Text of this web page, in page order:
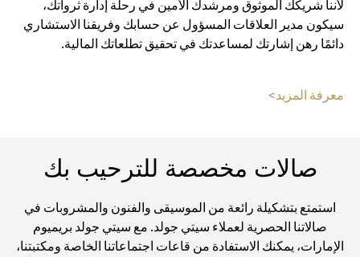
لأننا شريكك الموثوق ومرشدك الأمين في رحلة إدارة ثرواتك،
سيكون مدير العلاقات المسؤول عن حسابك وفريقنا الاستشاري
دائمًا رهن إشارتك لمساعدتك في تحقيق تطلعاتك المالية.
معرفة المزيد>
صالات مخصصة للترحيب بك
استمتع بتشكيلة رائعة من الموسيقى والفنون والمشروبات في
صالاتنا الحصرية لعملاء سيتي جولد. مع سيتي جولد بريميوم
الإمارات، يمكنك الاستفادة من قاعات اجتماعاتنا الخاصة ومكتبتنا،